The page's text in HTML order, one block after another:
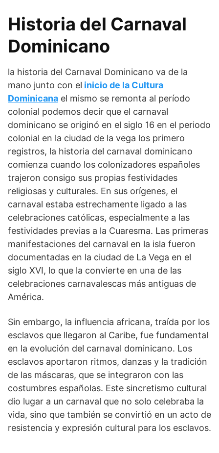
Historia del Carnaval
Dominicano
la historia del Carnaval Dominicano va de la
mano junto con el inicio de la Cultura
Dominicana el mismo se remonta al período
colonial podemos decir que el carnaval
dominicano se originó en el siglo 16 en el periodo
colonial en la ciudad de la vega los primero
registros, la historia del carnaval dominicano
comienza cuando los colonizadores españoles
trajeron consigo sus propias festividades
religiosas y culturales. En sus orígenes, el
carnaval estaba estrechamente ligado a las
celebraciones católicas, especialmente a las
festividades previas a la Cuaresma. Las primeras
manifestaciones del carnaval en la isla fueron
documentadas en la ciudad de La Vega en el
siglo XVI, lo que la convierte en una de las
celebraciones carnavalescas más antiguas de
América.
Sin embargo, la influencia africana, traída por los
esclavos que llegaron al Caribe, fue fundamental
en la evolución del carnaval dominicano. Los
esclavos aportaron ritmos, danzas y la tradición
de las máscaras, que se integraron con las
costumbres españolas. Este sincretismo cultural
dio lugar a un carnaval que no solo celebraba la
vida, sino que también se convirtió en un acto de
resistencia y expresión cultural para los esclavos.